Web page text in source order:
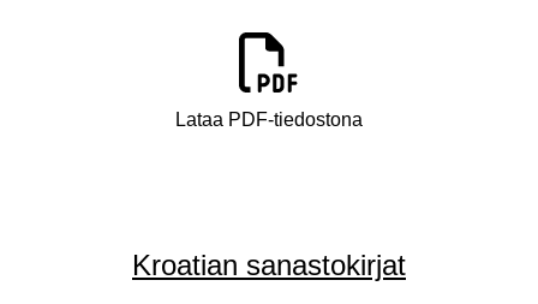
Lataa PDF-tiedostona
Kroatian sanastokirjat